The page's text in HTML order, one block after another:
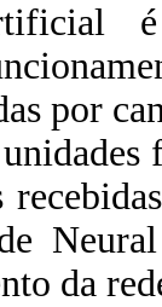
por
da